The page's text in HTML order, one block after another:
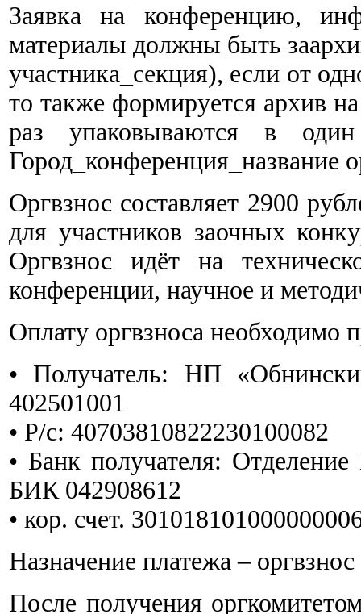
Заявка на конференцию,
материалы должны быть
участника_секция), если от
то также формируется архив
раз упаковываются в
Город_конференция_название
Оргвзнос составляет 2900
для участников заочных
Оргвзнос идёт на
конференции, научное и
Оплату оргвзноса необходимо
• Получатель: НП
402501001
• Р/с: 40703810822230100082
• Банк получателя:
БИК 042908612
• кор. счет.
Назначение платежа –
После получения